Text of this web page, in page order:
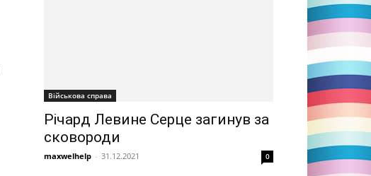
Військова справа
Річард Левине Серце загинув за
сковороди
maxwelhelp - 31.12.2021 0